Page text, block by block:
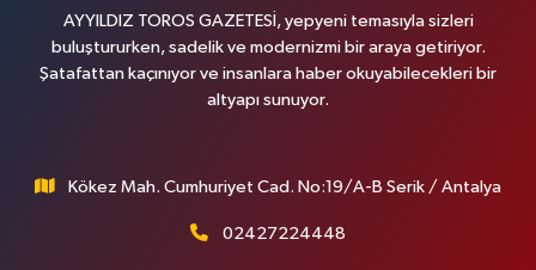
AYYILDIZ TOROS GAZETESİ, yepyeni temasıyla sizleri
buluştururken, sadelik ve modernizmi bir araya getiriyor.
Şatafattan kaçınıyor ve insanlara haber okuyabilecekleri bir
altyapı sunuyor.
Kökez Mah. Cumhuriyet Cad. No:19/A-B Serik / Antalya
02427224448